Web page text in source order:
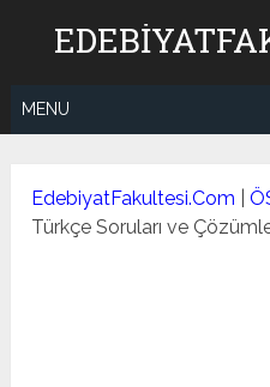
MENU
EdebiyatFakultesi.Com |
Türkçe Soruları ve